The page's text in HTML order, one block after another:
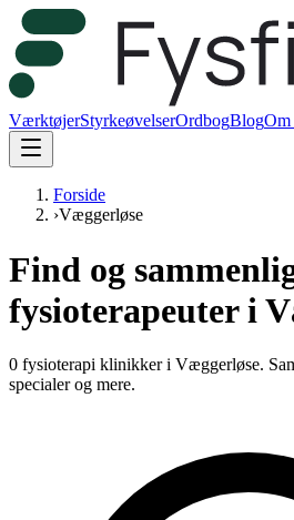
VærktøjerStyrkeøvelserOrdbogBlogOm
Forside
›Væggerløse
Find og
fysioterapeuter i
0 fysioterapi klinikker i Væggerløse.
specialer og mere.